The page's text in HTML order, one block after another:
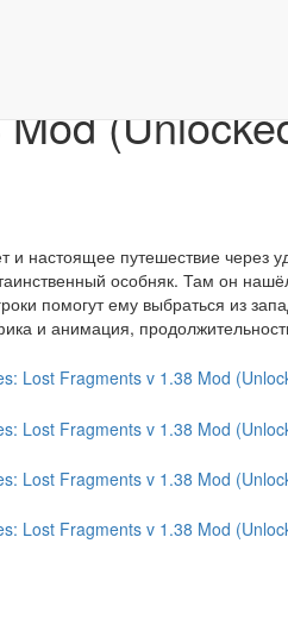
и настоящее путешествие через
особняк. Там он
помогут ему выбраться из
и анимация,